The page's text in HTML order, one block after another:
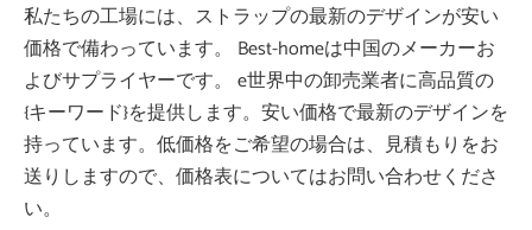
私たちの工場には、ストラップの最新のデザインが安い
価格で備わっています。 Best-homeは中国のメーカーお
よびサプライヤーです。 e世界中の卸売業者に高品質の
{キーワード}を提供します。安い価格で最新のデザインを
持っています。低価格をご希望の場合は、見積もりをお
送りしますので、価格表についてはお問い合わせくださ
い。